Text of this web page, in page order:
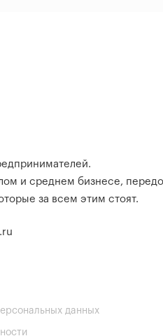
и среднем бизнесе,
за всем этим стоят.
данных